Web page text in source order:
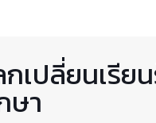
เปลี่ยนเรี
ษา